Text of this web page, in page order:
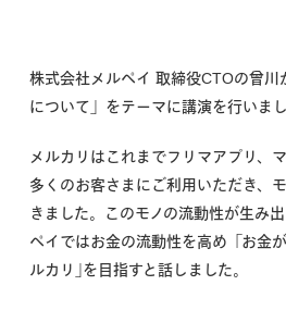
株式会社メルペイ 取締役CTOの曾川
について」をテーマに講演を行いまし
メルカリはこれまでフリマアプリ、
多くのお客さまにご利用いただき、
きました。このモノの流動性が生み
ペイではお金の流動性を高め「お金
ルカリ｣を目指すと話しました。